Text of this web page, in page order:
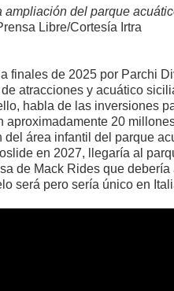
ampliación del parque
Libre/Cortesía Irtra
finales de 2025 por Parchi
atracciones y acuático
habla de las inversiones
aproximadamente 20
del área infantil del parque
en 2027, llegaría al
de Mack Rides que debería
será pero sería único en